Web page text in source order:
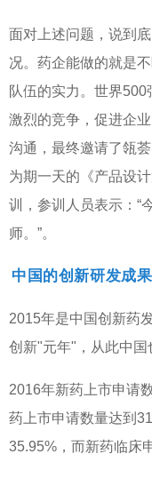
面对上述问题， 说到
况。 药企能做的就是
队伍的实力。 世界500
激烈的竞争，促进企
沟通，最终邀请了瓴
为期一天的《产品设
训，参训人员表示：“
师。”。
中国的创新研发成
2015年是中国创新药
创新"元年" ，从此中
2016年新药上市申请
药上市申请数量达到
35.95% ，而新药临床